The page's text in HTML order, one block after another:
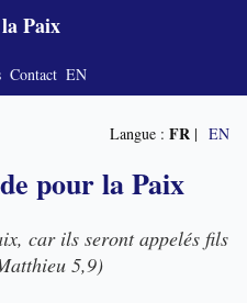
Paix
Contact EN
Langue : FR | EN
pour la Paix
car ils seront appelés fils
5,9)